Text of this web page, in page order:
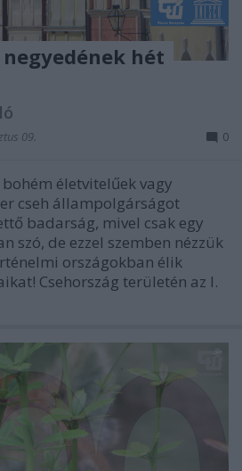
hét
09. 0
életvitelűek vagy
cseh állampolgárságot
badarság, mivel csak egy
szó, de ezzel szemben nézzük
országokban élik
Csehország területén az I.